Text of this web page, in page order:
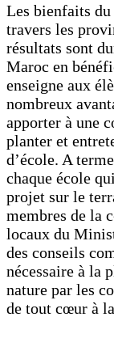
Les bienfaits
travers les
résultats sont
Maroc en
enseigne aux
nombreux
apporter à une
planter et
d’école. A
chaque école
projet sur le
membres de la
locaux du
des conseils
nécessaire à la
nature par les
de tout cœur à